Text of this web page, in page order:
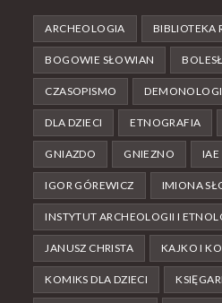
ARCHEOLOGIA BIBLIOTEKA
BOGOWIE SŁOWIAN
CZASOPISMO
DLA DZIECI ETNOGRAFIA
GNIAZDO GNIEZNO IAE
IGOR GÓREWICZ IMIONA
INSTYTUT ARCHEOLOGII I
JANUSZ CHRISTA KAJKO I
KOMIKS DLA DZIECI